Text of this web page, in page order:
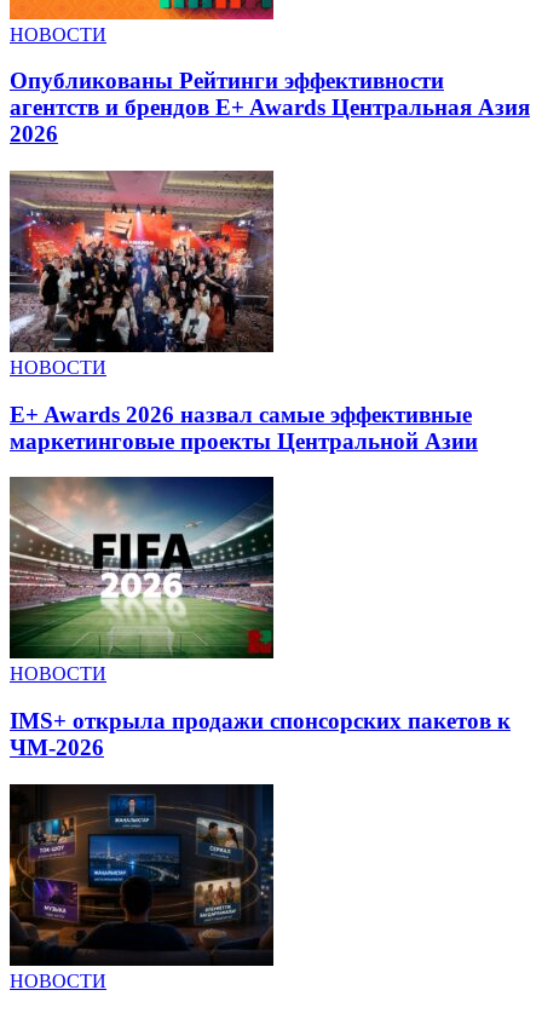
НОВОСТИ
Опубликованы Рейтинги эффективности
агентств и брендов E+ Awards Центральная Азия
2026
НОВОСТИ
E+ Awards 2026 назвал самые эффективные
маркетинговые проекты Центральной Азии
НОВОСТИ
IMS+ открыла продажи спонсорских пакетов к
ЧМ-2026
НОВОСТИ